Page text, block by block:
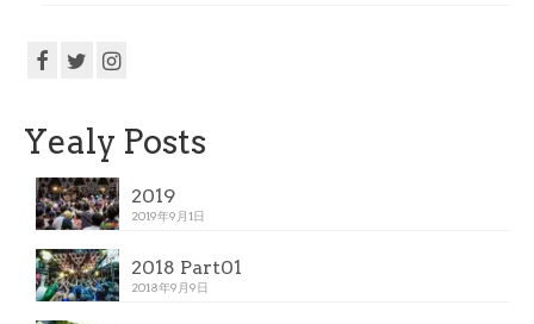
Yealy Posts
2019
2019年9月1日
2018 Part01
2018年9月9日